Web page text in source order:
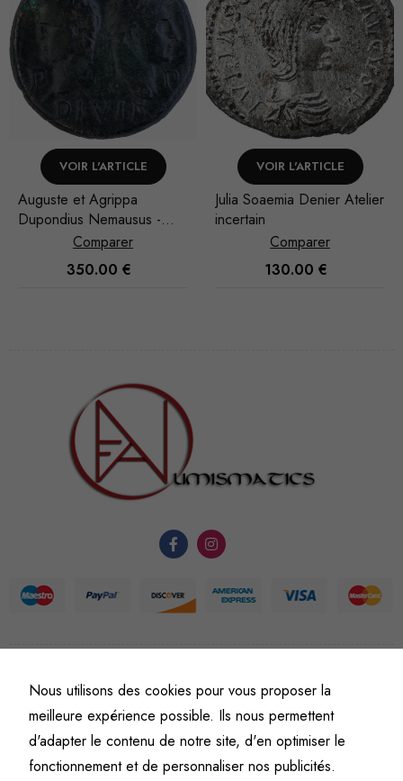
VOIR L'ARTICLE
Julia Soaemia Denier Atelier
incertain
Comparer
130.00 €
VOIR L'ARTICLE
Cappadoce Caracalla
Drachme Césarée de
CappadoceComparer
180.00 €
© Fine art numismatics
Politique de confidentialitéConditions générales de vente et d’utilisation
Mentions légales
Nous utilisons des cookies pour vous proposer la
meilleure expérience possible. Ils nous permettent
d'adapter le contenu de notre site, d'en optimiser le
fonctionnement et de personnaliser nos publicités.
puissions
site Web, en
fonction de
l'usage qu'il
en est fait.